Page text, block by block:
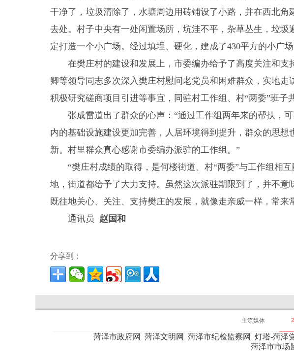
干净了，垃圾清除了，水塘周边用砖铺设了小路，并在西北
去处。村子中央有一处闲置场所，坑洼不平，杂草丛生，垃
定打造一个小广场。经过填埋、硬化，建成了430平方的小广
在樊庄村的建设和发展上，市委编办给予了高度关注和
卿等领导同志多次深入樊庄村慰问老党员和困难群众，实地走
积极研究磋商项目引进等事宜，同驻村工作组、村“两委”班子
张成雷道出了群众的心声：“通过工作组两年来的帮扶，
内的基础设施建设更加完善，人居环境得到提升，群众的思想
新。村里群众真心感谢市委编办派驻的工作组。”
“樊庄村成绩的取得，是何楼街道、村“两委”与工作组相
地，街道都给予了大力支持。虽然这次派驻期限到了，并不
既往地关心、关注、支持樊庄的发展，就像走亲威一样，常来
通讯员 赵国和
分享到：
主流媒体
菏泽市政府网 菏泽文明网 菏泽市纪检监察网 灯塔-菏泽
菏泽市市场